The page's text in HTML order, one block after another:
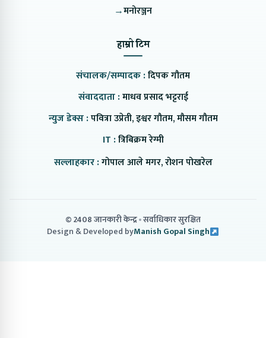
→मनोरञ्जन
हाम्रो टिम
संचालक/सम्पादक :दिपक गौतम
संवाददाता :माधव प्रसाद भट्टराई
न्युज डेक्स :पवित्रा उप्रेती, इश्वर गौतम, मौसम गौतम
IT :त्रिबिक्रम रेग्मी
सल्लाहकार :गोपाल आले मगर, रोशन पोखरेल
© 2408 जानकारी केन्द्र सर्वाधिकार सुरक्षित
Design & Developed byManish Gopal Singh